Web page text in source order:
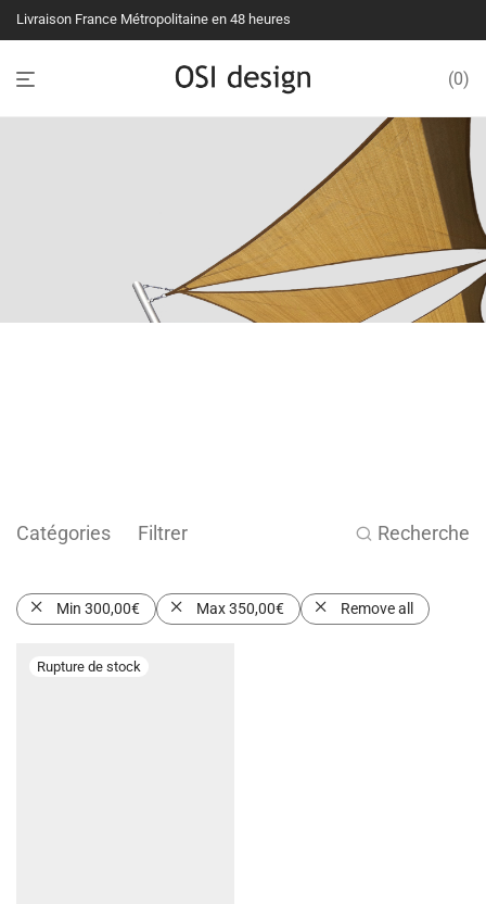
Livraison France Métropolitaine en 48 heures
0
Catégories Filtrer Recherche
Min 300,00€ Max350,00€ Remove all